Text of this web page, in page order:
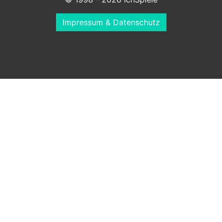
Impressum & Datenschutz